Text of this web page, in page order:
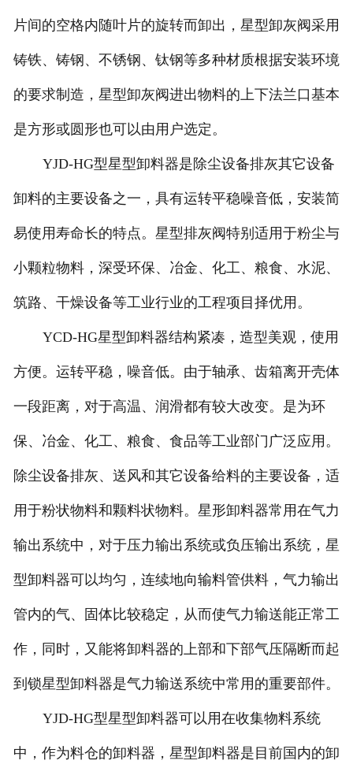
片间的空格内随叶片的旋转而卸出，星型卸灰阀采用
铸铁、铸钢、不锈钢、钛钢等多种材质根据安装环境
的要求制造，星型卸灰阀进出物料的上下法兰口基本
是方形或圆形也可以由用户选定。
YJD-HG型星型卸料器是除尘设备排灰其它设备
卸料的主要设备之一，具有运转平稳噪音低，安装简
易使用寿命长的特点。星型排灰阀特别适用于粉尘与
小颗粒物料，深受环保、冶金、化工、粮食、水泥、
筑路、干燥设备等工业行业的工程项目择优用。
YCD-HG星型卸料器结构紧凑，造型美观，使用
方便。运转平稳，噪音低。由于轴承、齿箱离开壳体
一段距离，对于高温、润滑都有较大改变。是为环
保、冶金、化工、粮食、食品等工业部门广泛应用。
除尘设备排灰、送风和其它设备给料的主要设备，适
用于粉状物料和颗料状物料。星形卸料器常用在气力
输出系统中，对于压力输出系统或负压输出系统，星
型卸料器可以均匀，连续地向输料管供料，气力输出
管内的气、固体比较稳定，从而使气力输送能正常工
作，同时，又能将卸料器的上部和下部气压隔断而起
到锁星型卸料器是气力输送系统中常用的重要部件。
YJD-HG型星型卸料器可以用在收集物料系统
中，作为料仓的卸料器，星型卸料器是目前国内的卸